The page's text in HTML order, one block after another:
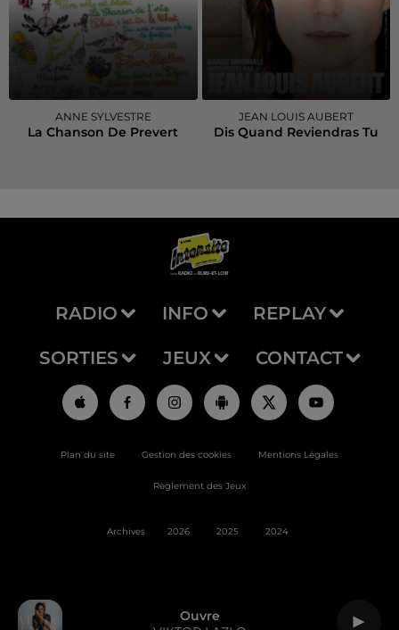
Ouvre
ANNE SYLVESTRE
La Chanson De Prevert
JEAN LOUIS AUBERT
Dis Quand Reviendras Tu
RADIO INFO REPLAY
SORTIES JEUX CONTACT
Plan du site Gestion des cookies Mentions Légales
Règlement des Jeux
Archives 2026 2025 2024